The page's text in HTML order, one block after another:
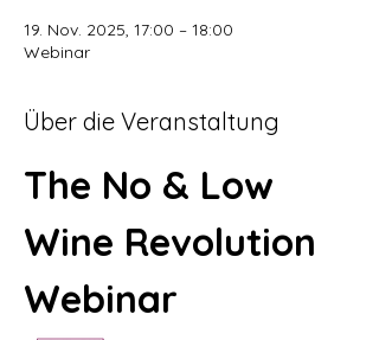
19. Nov. 2025, 17:00 – 18:00
Webinar
Über die Veranstaltung
The No & Low
Wine Revolution
Webinar